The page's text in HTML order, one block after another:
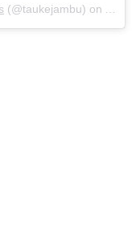
(@taukejambu) on Aug